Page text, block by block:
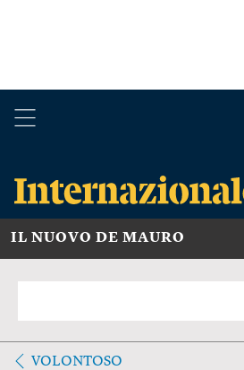
IL NUOVO DE MAURO
VOLONTOSO